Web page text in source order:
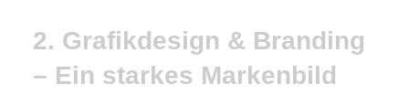
2. Grafikdesign & Branding
– Ein starkes Markenbild